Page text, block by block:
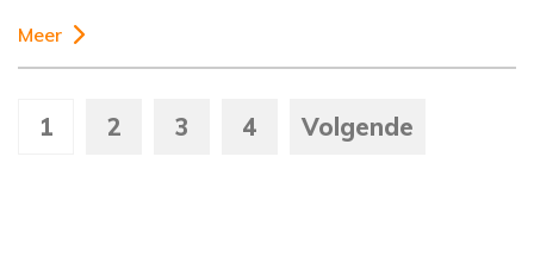
Meer
1 2 3 4 Volgende